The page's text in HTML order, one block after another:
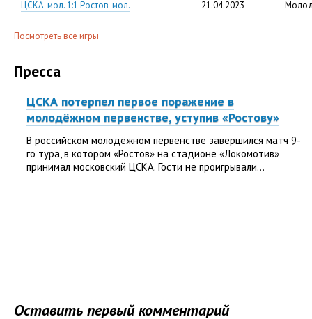
ЦСКА-мол. 1:1 Ростов-мол.
21.04.2023
Посмотреть все игры
Пресса
ЦСКА потерпел первое поражение в
молодёжном первенстве, уступив «Ростову»
В российском молодёжном первенстве завершился матч 9-
го тура, в котором «Ростов» на стадионе «Локомотив»
принимал московский ЦСКА. Гости не проигрывали...
Оставить первый комментарий